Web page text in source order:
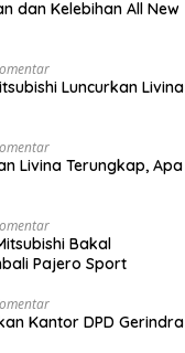
dan Kelebihan All New
Luncurkan Livina
Livina Terungkap, Apa
Bakal
Pajero Sport
Kantor DPD Gerindra